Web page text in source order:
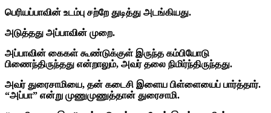
பெரியப்பாவின் உடம்பு சற்றே துடித்து அடங்கியது.
அடுத்தது அப்பாவின் முறை.
அப்பாவின் கைகள் கூண்டுக்குள் இருந்த கம்பியோடு
பிணைந்திருந்தது என்றாலும், அவர் தலை நிமிர்ந்திருந்தது.
அவர் துரைசாமியை, தன் கடைசி இளைய பிள்ளையைப் பார்த்தார்.
“அப்பா” என்று முணுமுணுத்தான் துரைசாமி.